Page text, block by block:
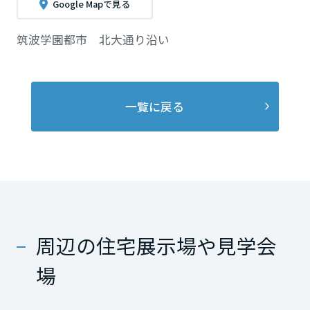
Google Mapで見る
筑波学園都市 北大通り沿い
一覧に戻る
周辺の住宅展示場や見学会
場